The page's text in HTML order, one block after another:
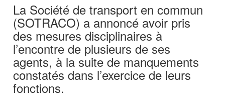
La Société de transport en commun
(SOTRACO) a annoncé avoir pris
des mesures disciplinaires à
l’encontre de plusieurs de ses
agents, à la suite de manquements
constatés dans l’exercice de leurs
fonctions.